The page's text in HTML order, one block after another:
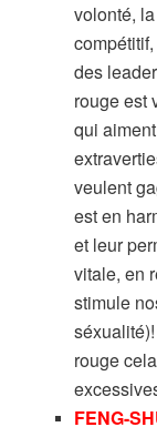
volonté,
des
rouge est
qui
veulent
est en
et leur
vitale, en
stimule
rouge
FENG-